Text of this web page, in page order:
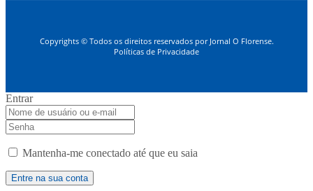
Copyrights © Todos os direitos reservados por Jornal O Florense.
Políticas de Privacidade
Entrar
Mantenha-me conectado até que eu saia